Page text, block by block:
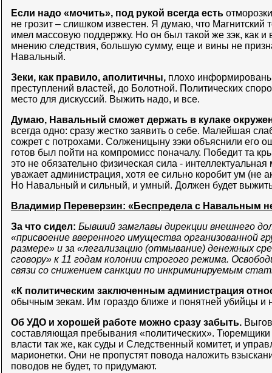
Если надо «мочить», под рукой всегда есть
не грозит – слишком известен. Я думаю, что Магнитский
имел массовую поддержку. Но он был такой же зэк, как и
мнению следствия, большую сумму, еще и вины не
Навальный.
Зеки, как правило, аполитичны, плохо
преступлений властей, до Болотной. Политических
место для дискуссий. Выжить надо, и все.
Думаю, Навальный сможет держать в кулаке
всегда одно: сразу жестко заявить о себе. Малейшая
сожрет с потрохами. Солженицыну зэки объяснили его
готов был пойти на компромисс поначалу. Победит та
это не обязательно физическая сила -
уважает администрация, хотя ее сильно коробит ум (не
Но Навальный и сильный, и умный. Должен будет
Владимир Переверзин: «Беспредела с Навальным
За что сидел: Бывший замглавы дирекции внешнего
«присвоение вверенного имущества организованной
размере» и за «легализацию (отмывание) денежных
сговору» к 11 годам колонии строгого режима.
связи со снижением санкции по инкриминируемым
«К политическим заключенным администрация
обычным зекам. Им гораздо ближе и понятней убийцы и
Об УДО и хорошей работе можно сразу забыть.
составляющая пребывания «политических». Тюремщики
власти так же, как суды и Следственный комитет, и
марионетки. Они не пропустят повода наложить
поводов не будет, то придумают.